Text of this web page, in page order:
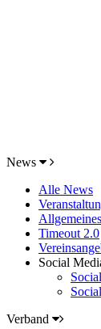
News
Alle News
Allgemeines
Timeout 2.0
Social
Verband